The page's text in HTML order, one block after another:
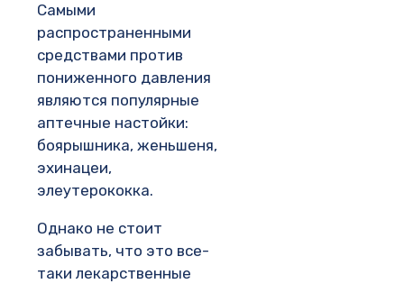
Самыми
распространенными
средствами против
пониженного давления
являются популярные
аптечные настойки:
боярышника, женьшеня,
эхинацеи,
элеутерококка.
Однако не стоит
забывать, что это все-
таки лекарственные